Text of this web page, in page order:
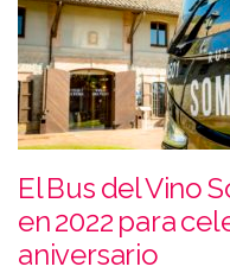
El Bus del Vino
en 2022 para
aniversario